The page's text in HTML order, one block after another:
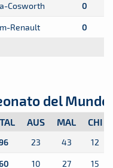
Cosworth 0
Renault
0
del
AUS MAL CHI
23 43 12
10 27 15